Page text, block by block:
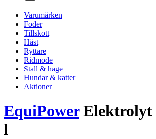
Varumärken
Foder
Tillskott
Häst
Ryttare
Ridmode
Stall & hage
Hundar & katter
Aktioner
EquiPowerElektrolyt
l